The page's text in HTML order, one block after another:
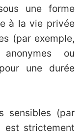
une forme
à la vie privée
(par exemple,
ou
une durée
sensibles (par
est strictement